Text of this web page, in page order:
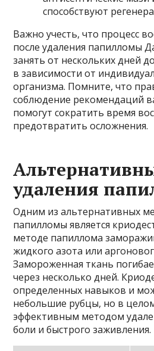
способствуют
Важно учесть, что процесс
после удаления папилломы
занять от нескольких дней
в зависимости от
организма. Помните, что
соблюдение рекомендаций
помогут сократить время
предотвратить осложнения.
удаления
Одним из альтернативных
папилломы является
методе папиллома
жидкого азота или
Замороженная ткань
через несколько дней.
определенных навыков и
небольшие рубцы, но в
эффективным методом
боли и быстрого заживления.